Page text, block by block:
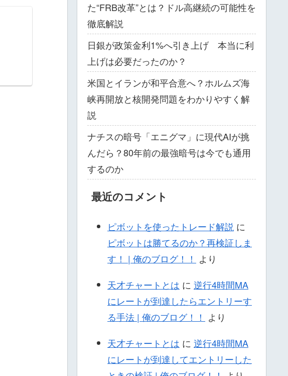
た“FRB改革”とは？ドル高継続の可能性を
徹底解説
日銀が政策金利1%へ引き上げ 本当に利
上げは必要だったのか？
米国とイランが和平合意へ？ホルムズ海
峡再開放と核開発問題をわかりやすく解
説
ナチスの暗号「エニグマ」に現代AIが挑
んだら？80年前の最強暗号は今でも通用
するのか
最近のコメント
ピボットを使ったトレード解説 に
ピボットは勝てるのか？再検証しま
す！ | 俺のブログ！！ より
天才チャートとは に 逆行4時間MA
にレートが到達したらエントリーす
る手法 | 俺のブログ！！ より
天才チャートとは に 逆行4時間MA
にレートが到達してエントリーした